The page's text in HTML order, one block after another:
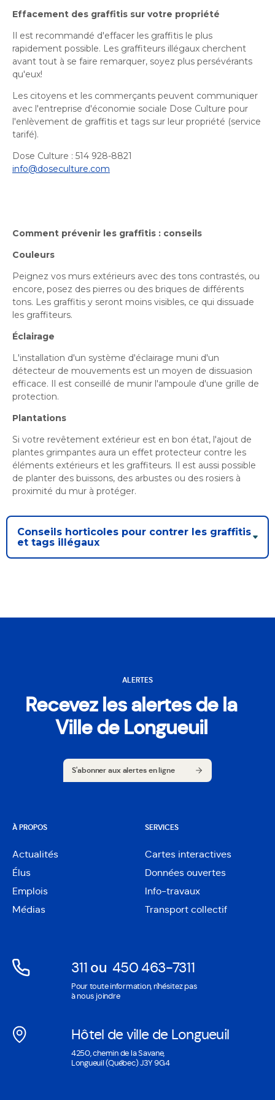
fenêtre
contractuelle
une
nouvelle
fenêtre
Bureau protecteur citoyen
Bureau protecteur citoyen
Centre-ville de Longueuil
Centre-ville de Longueuil
Cour municipale et contravention
Gouvernance et saine gestion
Gouvernance et saine gestion
Office de participation publique de Longueuil
Office de participation publique de Longueuil
Ouvre
une
Politiques municipales
Politiques municipales
Réclamations
Effacement des graffitis sur votre propriété
Il est recommandé d'effacer les graffitis le plus
rapidement possible. Les graffiteurs illégaux cherchent
avant tout à se faire remarquer, soyez plus persévérants
qu'eux!
Les citoyens et les commerçants peuvent communiquer
avec l'entreprise d'économie sociale Dose Culture pour
l'enlèvement de graffitis et tags sur leur propriété (service
tarifé).
Dose Culture : 514 928-8821
info@doseculture.com
Comment prévenir les graffitis : conseils
Couleurs
Peignez vos murs extérieurs avec des tons contrastés, ou
encore, posez des pierres ou des briques de différents
tons. Les graffitis y seront moins visibles, ce qui dissuade
les graffiteurs.
Éclairage
L'installation d'un système d'éclairage muni d'un
détecteur de mouvements est un moyen de dissuasion
efficace. Il est conseillé de munir l'ampoule d'une grille de
protection.
Plantations
Si votre revêtement extérieur est en bon état, l'ajout de
plantes grimpantes aura un effet protecteur contre les
éléments extérieurs et les graffiteurs. Il est aussi possible
de planter des buissons, des arbustes ou des rosiers à
proximité du mur à protéger.
Conseils horticoles pour contrer les graffitis
et tags illégaux
ALERTES
Recevez les alertes de la
Ville de Longueuil
S'abonner aux alertes en ligne
À PROPOS
Actualités
Élus
Emplois
Médias
SERVICES
Cartes interactives
Ouvre
dans
une
nouvelle
Données ouvertes
Ouvre
dans
une
Info-travaux
Transport collectif
311Ouvre
dans
fenêtre
ou 450 463-7311
Ouvre
dans
fenêtre
Pour toute information, n'hésitez pas
à nous joindre
Hôtel de ville de Longueuil
Ouvre
dans
4250, chemin de la Savane,
Longueuil (Québec) J3Y 9G4